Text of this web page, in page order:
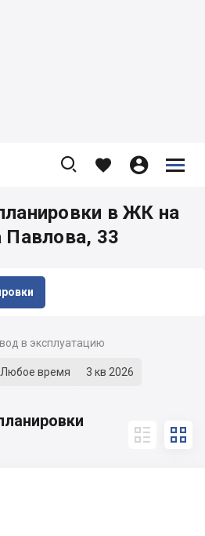
   


в ЖК на
Павлова, 33
в эксплуатацию
Любое время 3 кв 2026
 